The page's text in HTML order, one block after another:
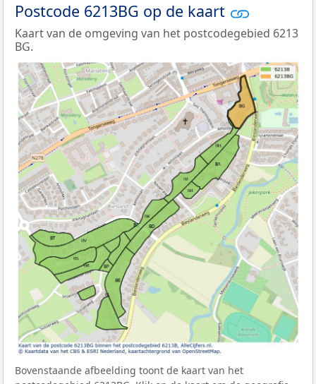
Postcode 6213BG op de kaart
Kaart van de omgeving van het postcodegebied 6213
BG.
Bovenstaande afbeelding toont de kaart van het